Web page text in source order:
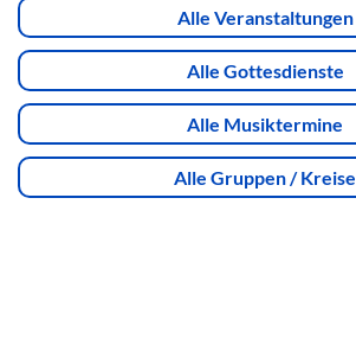
Alle Veranstaltungen
Alle Gottesdienste
Alle Musiktermine
Alle Gruppen / Kreise